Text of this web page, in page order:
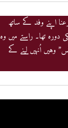
رعنا اپنے وفد کے ساتھ
تھا۔ راستے میں وہ
وہیں اُنہیں لینے کے